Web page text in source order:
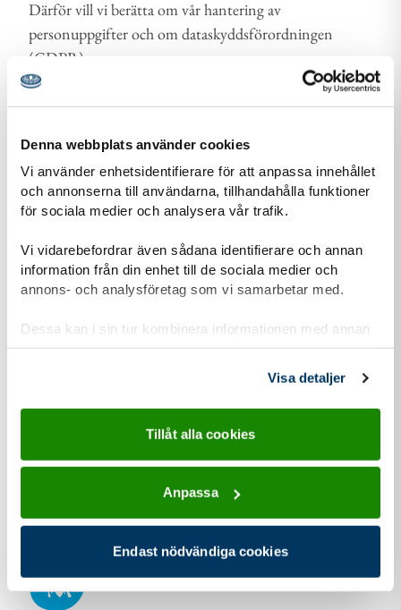
Denna webbplats använder cookies
Vi använder enhetsidentifierare för att anpassa innehållet
och annonserna till användarna, tillhandahålla funktioner
för sociala medier och analysera vår trafik.
Vi vidarebefordrar även sådana identifierare och annan
information från din enhet till de sociala medier och
annons- och analysföretag som vi samarbetar med.
Dessa kan i sin tur kombinera informationen med annan
information som du har tillhandahållit eller som de har
Visa detaljer
Tillåt alla cookies
Anpassa
Endast nödvändiga cookies
Därför vill vi berätta om vår hantering av
personuppgifter och om dataskyddsförordningen
(GDPR).
Kontaktuppgifter
Gustav Österlins väg 1
För dig som är
Spårare 8-9 år
Upptäckare 10-12 år